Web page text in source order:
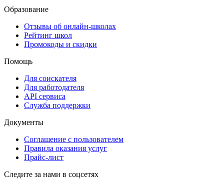
Образование
Отзывы об онлайн-школах
Рейтинг школ
Промокоды и скидки
Помощь
Для соискателя
Для работодателя
API сервиса
Служба поддержки
Документы
Соглашение с пользователем
Правила оказания услуг
Прайс-лист
Следите за нами в соцсетях